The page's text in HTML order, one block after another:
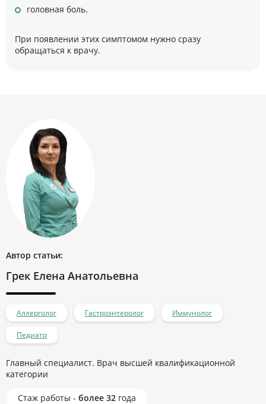
головная боль.
При появлении этих симптомом нужно сразу
обращаться к врачу.
Автор статьи:
Грек Елена Анатольевна
Аллерголог Гастроэнтеролог Иммунолог
Педиатр
Главный специалист. Врач высшей квалификационной
категории
Стаж работы - более 32 года